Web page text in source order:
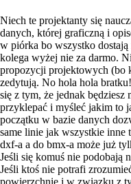
Niech te projektanty się
danych, której graficzną i
w piórka bo wszystko dostają
kolega wyżej nie za darmo.
propozycji projektowych (bo
zedytują. No hola hola
się z tym, że jednak będziesz
przyklepać i myśleć jakim to
początku w bazie danych
same linie jak wszystkie inne
dxf-a a do bmx-a może już
Jeśli się komuś nie podobają
Jeśli ktoś nie potrafi
powierzchnie i w związku z